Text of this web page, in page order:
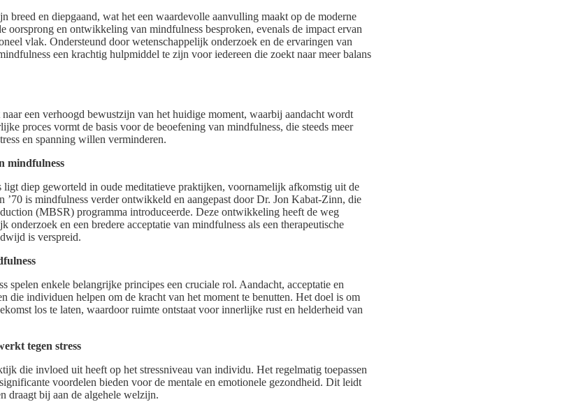
breed en diepgaand, wat het een waardevolle aanvulling maakt op de moderne
oorsprong en ontwikkeling van mindfulness besproken, evenals de impact ervan
vlak. Ondersteund door wetenschappelijk onderzoek en de ervaringen van
een krachtig hulpmiddel te zijn voor iedereen die zoekt naar meer balans
een verhoogd bewustzijn van het huidige moment, waarbij aandacht wordt
proces vormt de basis voor de beoefening van mindfulness, die steeds meer
en spanning willen verminderen.
mindfulness
ligt diep geworteld in oude meditatieve praktijken, voornamelijk afkomstig uit de
’70 is mindfulness verder ontwikkeld en aangepast door Dr. Jon Kabat-Zinn, die
(MBSR) programma introduceerde. Deze ontwikkeling heeft de weg
onderzoek en een bredere acceptatie van mindfulness als een therapeutische
is verspreid.
spelen enkele belangrijke principes een cruciale rol. Aandacht, acceptatie en
die individuen helpen om de kracht van het moment te benutten. Het doel is om
los te laten, waardoor ruimte ontstaat voor innerlijke rust en helderheid van
tegen stress
die invloed uit heeft op het stressniveau van individu. Het regelmatig toepassen
voordelen bieden voor de mentale en emotionele gezondheid. Dit leidt
draagt bij aan de algehele welzijn.